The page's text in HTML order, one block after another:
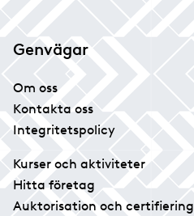
Genvägar
Om oss
Kontakta oss
Integritetspolicy
Kurser och aktiviteter
Hitta företag
Auktorisation och certifiering